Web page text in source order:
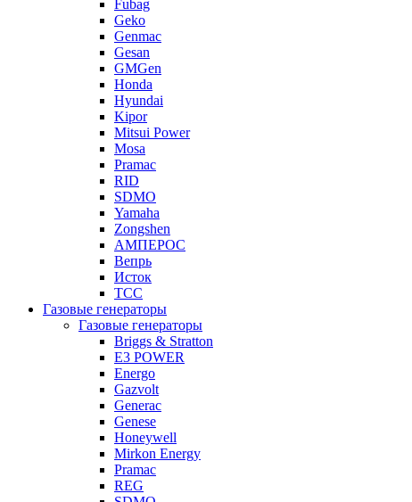
Fubag
Geko
Genmac
Gesan
GMGen
Honda
Hyundai
Kipor
Mitsui Power
Mosa
Pramac
RID
SDMO
Yamaha
Zongshen
АМПЕРОС
Вепрь
Исток
ТСС
Газовые генераторы
Газовые генераторы
Briggs & Stratton
E3 POWER
Energo
Gazvolt
Generac
Genese
Honeywell
Mirkon Energy
Pramac
REG